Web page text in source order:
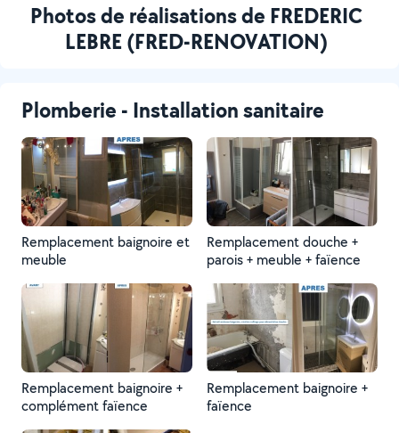
Photos de réalisations de FREDERIC
LEBRE (FRED-RENOVATION)
Plomberie - Installation sanitaire
Remplacement baignoire et
meuble
Remplacement douche +
parois + meuble + faïence
Remplacement baignoire +
complément faïence
Remplacement baignoire +
faïence